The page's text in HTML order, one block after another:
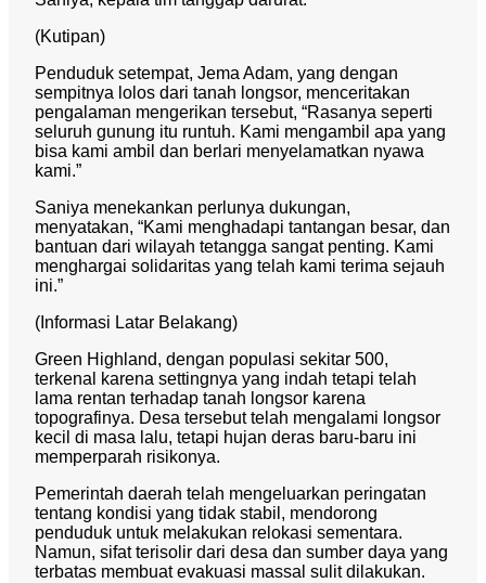
(Kutipan)
Penduduk setempat, Jema Adam, yang dengan
sempitnya lolos dari tanah longsor, menceritakan
pengalaman mengerikan tersebut, “Rasanya seperti
seluruh gunung itu runtuh. Kami mengambil apa yang
bisa kami ambil dan berlari menyelamatkan nyawa
kami.”
Saniya menekankan perlunya dukungan,
menyatakan, “Kami menghadapi tantangan besar, dan
bantuan dari wilayah tetangga sangat penting. Kami
menghargai solidaritas yang telah kami terima sejauh
ini.”
(Informasi Latar Belakang)
Green Highland, dengan populasi sekitar 500,
terkenal karena settingnya yang indah tetapi telah
lama rentan terhadap tanah longsor karena
topografinya. Desa tersebut telah mengalami longsor
kecil di masa lalu, tetapi hujan deras baru-baru ini
memperparah risikonya.
Pemerintah daerah telah mengeluarkan peringatan
tentang kondisi yang tidak stabil, mendorong
penduduk untuk melakukan relokasi sementara.
Namun, sifat terisolir dari desa dan sumber daya yang
terbatas membuat evakuasi massal sulit dilakukan.